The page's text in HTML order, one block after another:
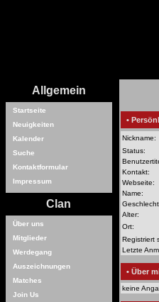
Allgemein
Startseite
Neuigkeiten
Kalender
Suche
Kontaktformular
Impressum
Clan
Über uns
Mitglieder
Werdegang
Auszeichnungen
Matches
Join Us
•
Nickname:
Status:
Kontakt:
Webseite:
Name:
Alter:
Ort:
Registriert
Letzte
• Über
keine